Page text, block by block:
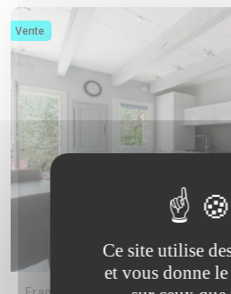
Vente
Ce site utilise
et vous donne